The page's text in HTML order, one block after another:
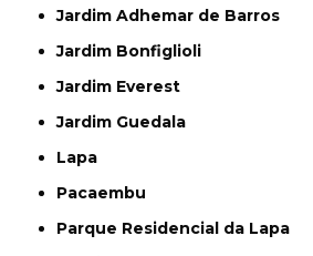
Jardim Adhemar de Barros
Jardim Bonfiglioli
Jardim Everest
Jardim Guedala
Lapa
Pacaembu
Parque Residencial da Lapa